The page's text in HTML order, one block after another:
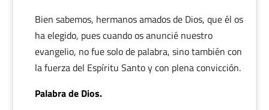
Bien sabemos, hermanos amados de Dios, que él os
ha elegido, pues cuando os anuncié nuestro
evangelio, no fue solo de palabra, sino también con
la fuerza del Espíritu Santo y con plena convicción.
Palabra de Dios.